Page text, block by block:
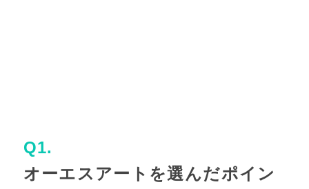
Q1.
オーエスアートを選んだポイン